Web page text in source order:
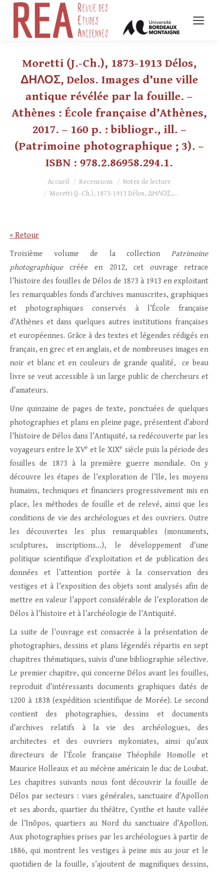
Moretti (J.-Ch.), 1873-1913 Délos,
ΔΗΛΟΣ, Delos. Images d’une ville
antique révélée par la fouille. –
Athènes : École française d’Athènes,
2017. – 160 p. : bibliogr., ill. –
(Patrimoine photographique ; 3). –
ISBN : 978.2.86958.294.1.
Vous êtes ici :Accueil Recensions
Notes de lecture
Moretti (J.-Ch.), 1873-1913 Délos, ΔΗΛΟΣ,…
< Retour
Troisième volume de la collection Patrimoine
photographique créée en 2012, cet ouvrage retrace
l’histoire des fouilles de Délos de 1873 à 1913 en exploitant
les remarquables fonds d’archives manuscrites, graphiques
et photographiques conservés à l’École française
d’Athènes et dans quelques autres institutions françaises
et européennes. Grâce à des textes et légendes rédigés en
français, en grec et en anglais, et de nombreuses images en
noir et blanc et en couleurs de grande qualité, ce beau
livre se veut accessible à un large public de chercheurs et
d’amateurs.
Une quinzaine de pages de texte, ponctuées de quelques
photographies et plans en pleine page, présentent d’abord
l’histoire de Délos dans l’Antiquité, sa redécouverte par les
voyageurs entre le XVe et le XIXe siècle puis la période des
fouilles de 1873 à la première guerre mondiale. On y
découvre les étapes de l’exploration de l’île, les moyens
humains, techniques et financiers progressivement mis en
place, les méthodes de fouille et de relevé, ainsi que les
conditions de vie des archéologues et des ouvriers. Outre
les découvertes les plus remarquables (monuments,
sculptures, inscriptions…), le développement d’une
politique scientifique d’exploitation et de publication des
données et l’attention portée à la conservation des
vestiges et à l’exposition des objets sont analysés afin de
mettre en valeur l’apport considérable de l’exploration de
Délos à l’histoire et à l’archéologie de l’Antiquité.
La suite de l’ouvrage est consacrée à la présentation de
photographies, dessins et plans légendés répartis en sept
chapitres thématiques, suivis d’une bibliographie sélective.
Le premier chapitre, qui concerne Délos avant les fouilles,
reproduit d’intéressants documents graphiques datés de
1200 à 1838 (expédition scientifique de Morée). Le second
contient des photographies, dessins et documents
d’archives relatifs à la vie des archéologues, des
architectes et des ouvriers mykoniates, ainsi qu’aux
directeurs de l’École française Théophile Homolle et
Maurice Holleaux et au mécène américain le duc de Loubat.
Les chapitres suivants nous font découvrir la fouille de
Délos par secteurs : vues générales, sanctuaire d’Apollon
et ses abords, quartier du théâtre, Cynthe et haute vallée
de l’Inôpos, quartiers au Nord du sanctuaire d’Apollon.
Aux photographies prises par les archéologues à partir de
1886, qui montrent les vestiges à peine mis au jour et le
quotidien de la fouille, s’ajoutent de magnifiques dessins,